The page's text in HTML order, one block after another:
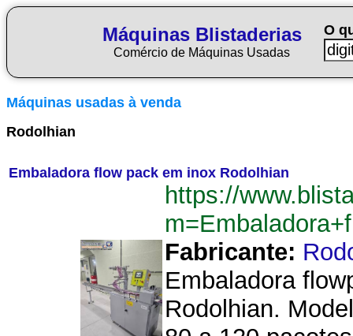
Máquinas Blistaderias
Comércio de Máquinas Usadas
O
Máquinas usadas à venda
Rodolhian
Embaladora flow pack em inox Rodolhian
https://
Fabricante:
Embaladora
Rodolhian.